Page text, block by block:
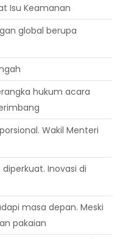
Isu Keamanan
global berupa
hukum acara
Wakil Menteri
Inovasi di
masa depan. Meski
pakaian